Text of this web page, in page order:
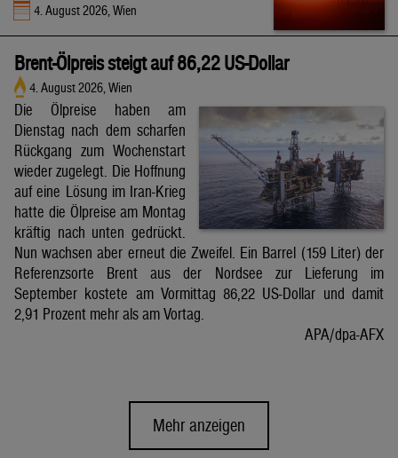
4. August 2026, Wien
Brent-Ölpreis steigt auf 86,22 US-Dollar
4. August 2026, Wien
Die Ölpreise haben am
Dienstag nach dem scharfen
Rückgang zum Wochenstart
wieder zugelegt. Die Hoffnung
auf eine Lösung im Iran-Krieg
hatte die Ölpreise am Montag
kräftig nach unten gedrückt.
Nun wachsen aber erneut die Zweifel. Ein Barrel (159 Liter) der
Referenzsorte Brent aus der Nordsee zur Lieferung im
September kostete am Vormittag 86,22 US-Dollar und damit
2,91 Prozent mehr als am Vortag.
APA/dpa-AFX
Mehr anzeigen